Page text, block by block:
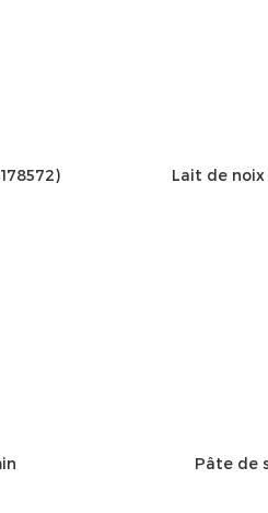
Lait de noix
Pâte de